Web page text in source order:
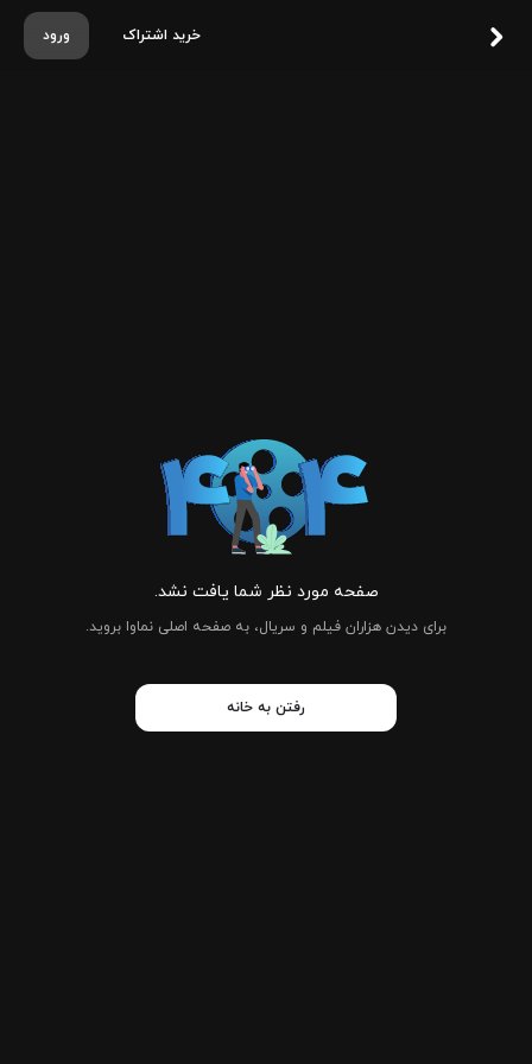
ورود خرید اشتراک
صفحه مورد نظر شما یافت نشد.
برای دیدن هزاران فیلم و سریال، به صفحه اصلی نماوا بروید.
رفتن به خانه